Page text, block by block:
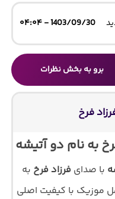
1403/09/30 - ۰۴:۰۴
برو به بخش نظرات
فرخ
به نام دو آتیشه
با صدایفرزاد فرخ به
موزیک با کیفیت اصلی